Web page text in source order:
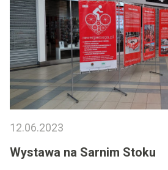
12.06.2023
Wystawa na Sarnim Stoku